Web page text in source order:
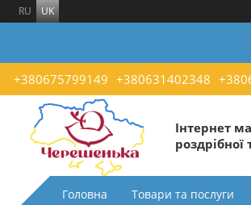
RU UK
+380675799149 +380631402348
Інтернет
роздрібної
Головна Товари та послуги